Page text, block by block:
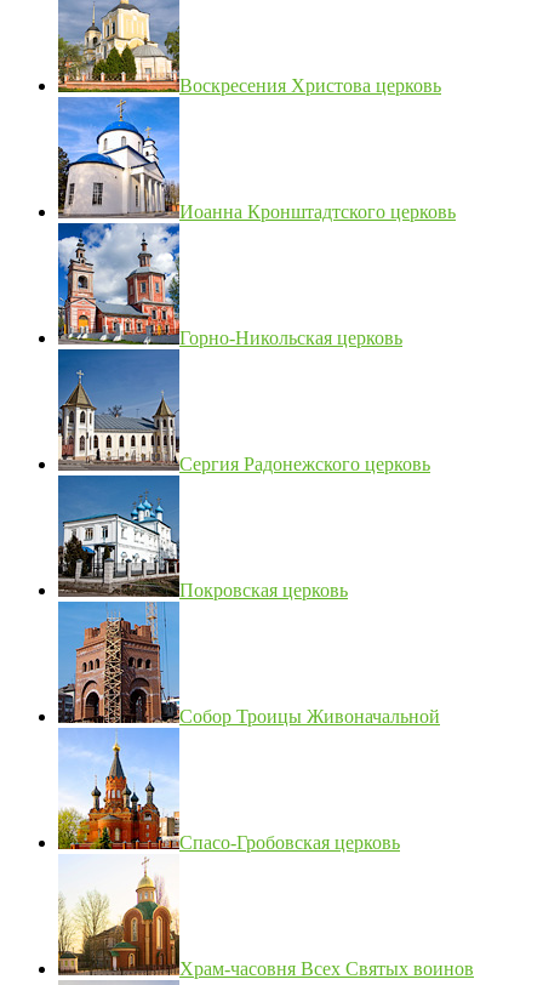
Воскресения Христова церковь
Иоанна Кронштадтского церковь
Горно-Никольская церковь
Сергия Радонежского церковь
Покровская церковь
Собор Троицы Живоначальной
Спасо-Гробовская церковь
Храм-часовня Всех Святых воинов